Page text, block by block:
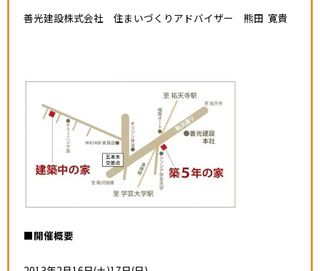
善光建設株式会社 住まいづくりアドバイザー 熊田 寛貴
■開催概要